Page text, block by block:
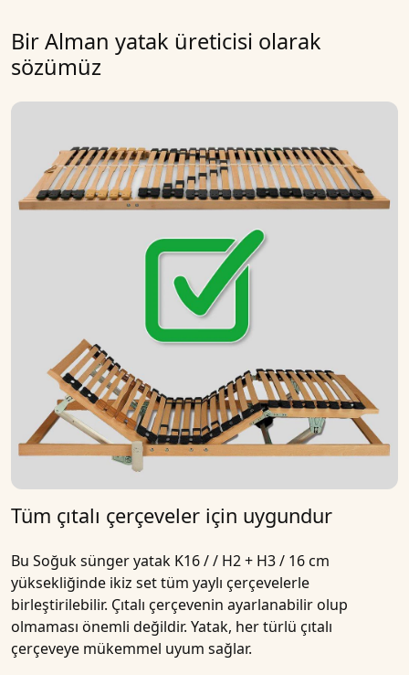
Bir Alman yatak üreticisi olarak
sözümüz
Tüm çıtalı çerçeveler için uygundur
Bu Soğuk sünger yatak K16 / / H2 + H3 / 16 cm
yüksekliğinde ikiz settüm yaylı çerçevelerle
birleştirilebilir. Çıtalı çerçevenin ayarlanabilir olup
olmaması önemli değildir. Yatak, her türlü çıtalı
çerçeveye mükemmel uyum sağlar.